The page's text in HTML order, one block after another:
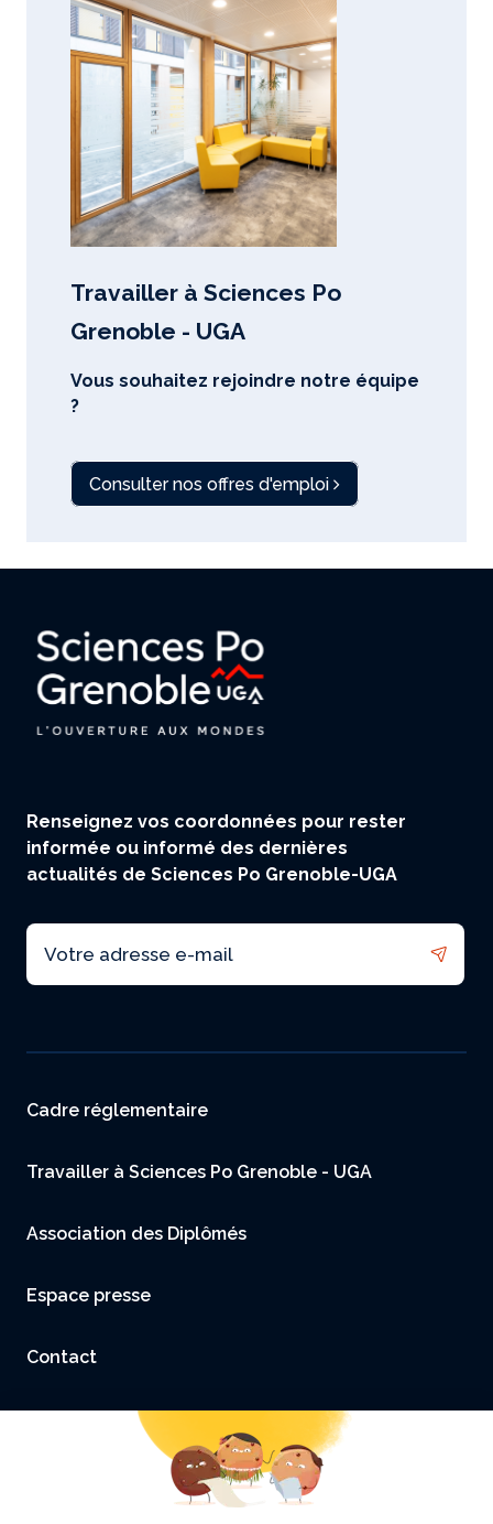
Travailler à Sciences Po
Grenoble - UGA
Vous souhaitez rejoindre notre équipe
?
Consulter nos offres d'emploi
Renseignez vos coordonnées pour rester
informée ou informé des dernières
actualités de Sciences Po Grenoble-UGA
Email
Menu footer
Cadre réglementaire
Travailler à Sciences Po Grenoble - UGA
Association des Diplômés
Espace presse
Contact
Accessibilité : non conforme
Mentions légales et Crédits